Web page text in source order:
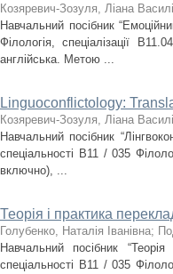
Козяревич-Зозуля, Ліана
Навчальний посібник
Філологія, спеціалізації
англійська. Метою ...
Linguoconflictology:
Козяревич-Зозуля, Ліана
Навчальний посібник
спеціальності В11 / 035
включно), ...
Теорія і практика
Голубенко, Наталія Іванівна;
Навчальний посібник
спеціальності В11 / 035